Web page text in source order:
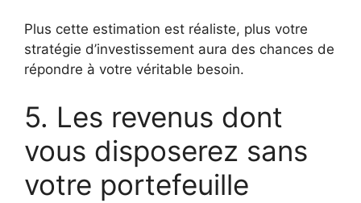
Plus cette estimation est réaliste, plus votre
stratégie d’investissement aura des chances de
répondre à votre véritable besoin.
5. Les revenus dont
vous disposerez sans
votre portefeuille